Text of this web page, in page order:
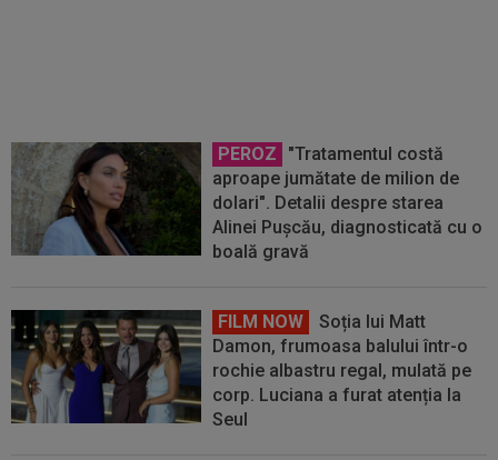
PEROZ
"Tratamentul costă
aproape jumătate de milion de
dolari". Detalii despre starea
Alinei Pușcău, diagnosticată cu o
boală gravă
FILM NOW
Soția lui Matt
Damon, frumoasa balului într-o
rochie albastru regal, mulată pe
corp. Luciana a furat atenția la
Seul